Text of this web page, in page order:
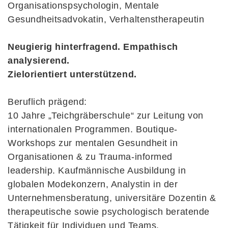
Organisationspsychologin, Mentale
Gesundheitsadvokatin, Verhaltenstherapeutin
Neugierig hinterfragend. Empathisch
analysierend.
Zielorientiert unterstützend.
Beruflich prägend:
10 Jahre „Teichgräberschule“ zur Leitung von
internationalen Programmen. Boutique-
Workshops zur mentalen Gesundheit in
Organisationen & zu Trauma-informed
leadership. Kaufmännische Ausbildung in
globalen Modekonzern, Analystin in der
Unternehmensberatung, universitäre Dozentin &
therapeutische sowie psychologisch beratende
Tätigkeit für Individuen und Teams.